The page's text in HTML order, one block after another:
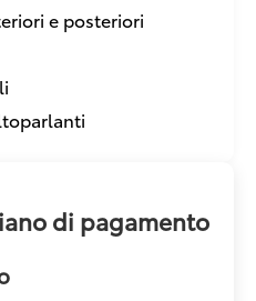
e posteriori
di pagamento